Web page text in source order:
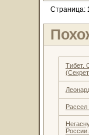
Страница:
Тибет.
Рассел